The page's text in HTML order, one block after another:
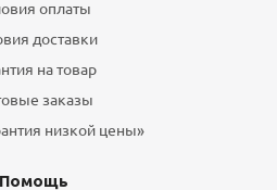
оплаты
доставки
на товар
заказы
низкой цены»
Помощь